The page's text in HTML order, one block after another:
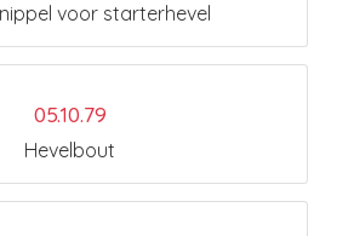
voor starterhevel
05.10.79
Hevelbout